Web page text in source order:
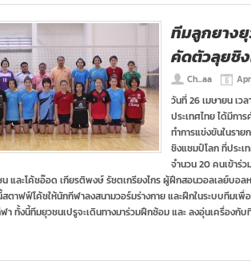
ทีมลูกยาง
คัดตัวลุยชิ
Ch...aa
วันที่ 26 เมษายน เว
ประเทศไทย ได้มีกา
ทำการแข่งขันในรา
ชิงแชมป์โลก ที่ประเ
จำนวน 20 คนเข้าร่
น และโค้ชอ๊อด เกียรติพงษ์ รัชตเกรียงไกร ผู้ฝึกสอนวอลเลย์บ
ตาฟฟ์โค้ชให้นักกีฬาลงสนามวอร์มร่างกาย และฝึกในระบบทีมเ
า ทั้งนี้ทีมยุวชนเปรูจะเดินทางมาร่วมฝึกซ้อม และ ลงอุ่นเครื่อง